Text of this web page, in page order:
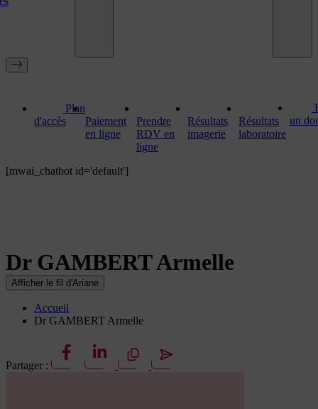
Plan
d'accès
Paiement
en ligne
Prendre
RDV en
ligne
Résultats
imagerie
Résultats
laboratoire
un
[mwai_chatbot id='default']
Dr GAMBERT Armelle
Afficher le fil d'Ariane
Accueil
Dr GAMBERT Armelle
Partager :